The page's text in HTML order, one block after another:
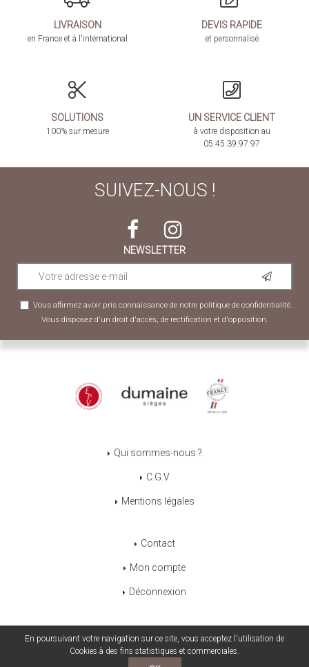
LIVRAISON
en France et à l'international
DEVIS RAPIDE
et personnalisé
SOLUTIONS
100% sur mesure
UN SERVICE CLIENT
à votre disposition au
05.45.39.97.97
SUIVEZ-NOUS !
NEWSLETTER
Vous affirmez avoir pris connaissance de notre politique de confidentialité.
Vous disposez d'un droit d'accès, de rectification et d'opposition.
Qui sommes-nous ?
C.G.V
Mentions légales
Contact
Mon compte
Déconnexion
POWERED BY YPROXIMITÉ / STORE FACTORY
En poursuivant votre navigation sur ce site, vous acceptez l'utilisation de
Cookies à des fins statistiques et commerciales.